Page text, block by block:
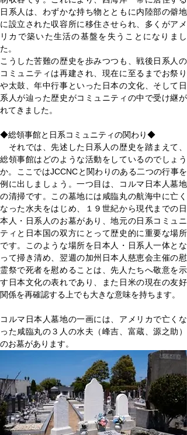
日系人は、わずかな持ち物とともに内陸部の僻地
に設立された収容所に移住させられ、多くがアメ
リカで築いた生活の基盤を失うことになりまし
た。
こうした苦難の歴史を歩みつつも、戦後日系人の
コミュニティは再建され、現在に至るまでお祭り
や太鼓、年中行事といった日本の文化、そして日
系人が辿った歴史がコミュニティの中で受け継が
れてきました。
◆総領事館と日系コミュニティの関わり◆
それでは、先述した日系人の歴史を踏まえて、
総領事館はどのような活動をしているのでしょう
か。ここではJCCNCと関わりのある二つの行事を
例に出しましょう。一つ目は、コルマ日本人墓地
の清掃です。この墓地には咸臨丸の航海中に亡く
なった水夫をはじめ、１９世紀から現代までの日
本人・日系人のお墓があり、地元の日系コミュニ
ティと日本国の双方にとって歴史的に重要な場所
です。このような場所を日本人・日系人一体とな
って掃き清め、翌週の加州日本人慈恵会主催の慰
霊祭で死者を慰めることは、先人たちへ敬意を示
す日本文化の表れであり、また日米の現在の友好
関係を再確認する上でも大きな意味を持ちます。
コルマ日本人墓地の一画には、アメリカで亡くな
った咸臨丸の３人の水夫（峰吉、富蔵、源之助）
のお墓があります。